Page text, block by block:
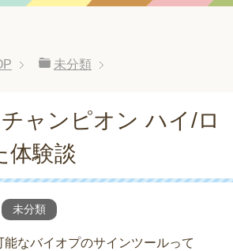
未分類
ャンピオン ハイ/ロ
体験談
未分類
能なバイオプのサインツールって